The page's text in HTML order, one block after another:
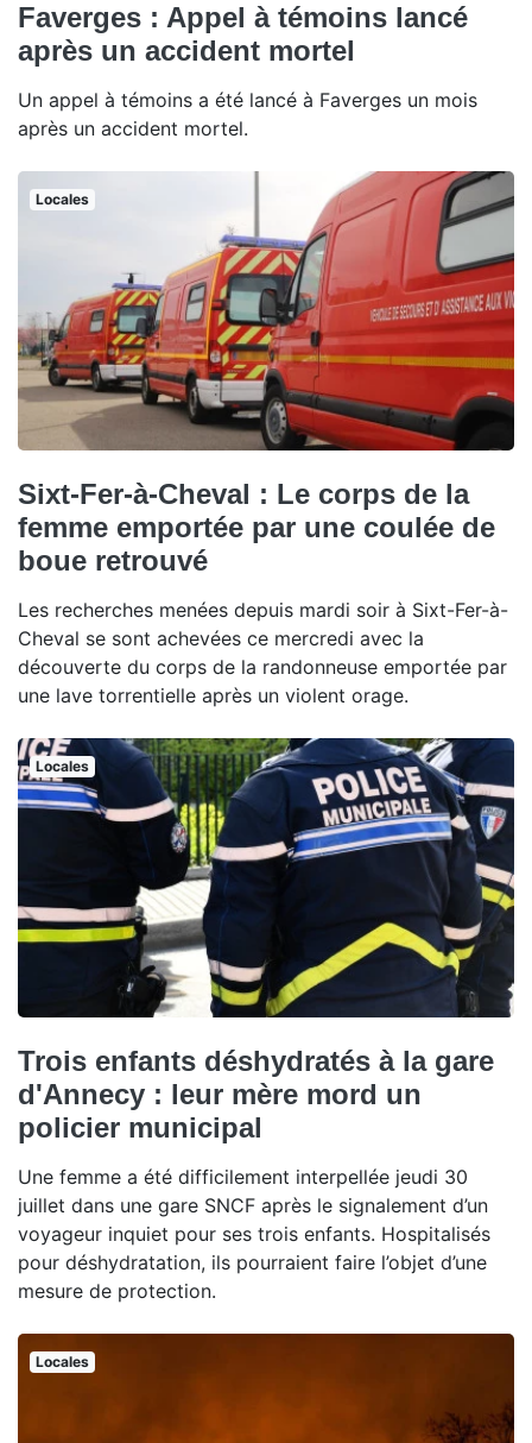
Faverges : Appel à témoins lancé
après un accident mortel
Un appel à témoins a été lancé à Faverges un mois
après un accident mortel.
Locales
Sixt-Fer-à-Cheval : Le corps de la
femme emportée par une coulée de
boue retrouvé
Les recherches menées depuis mardi soir à Sixt-Fer-à-
Cheval se sont achevées ce mercredi avec la
découverte du corps de la randonneuse emportée par
une lave torrentielle après un violent orage.
Locales
Trois enfants déshydratés à la gare
d'Annecy : leur mère mord un
policier municipal
Une femme a été difficilement interpellée jeudi 30
juillet dans une gare SNCF après le signalement d’un
voyageur inquiet pour ses trois enfants. Hospitalisés
pour déshydratation, ils pourraient faire l’objet d’une
mesure de protection.
Locales